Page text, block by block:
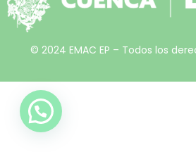
© 2024 EMAC EP – Todos los